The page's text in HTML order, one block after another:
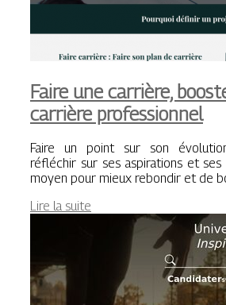
Faire une carrière,
carrière professionnel
Faire un point sur son
réfléchir sur ses aspirations et ses
moyen pour mieux rebondir et de
Lire la suite